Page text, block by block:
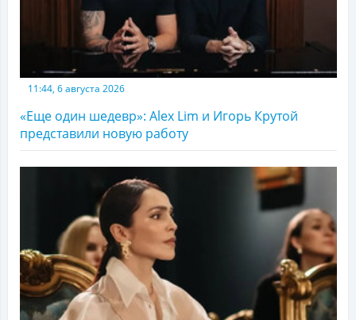
11:44, 6 августа 2026
«Еще один шедевр»: Alex Lim и Игорь Крутой
представили новую работу